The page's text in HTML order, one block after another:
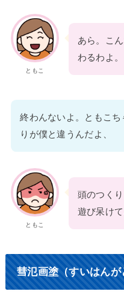
ともこ
あら。こ
わるわよ。
終わんないよ。ともこち
りが僕と違うんだよ、
ともこ
頭のつく
遊び呆け
彗氾画塗（すいはん